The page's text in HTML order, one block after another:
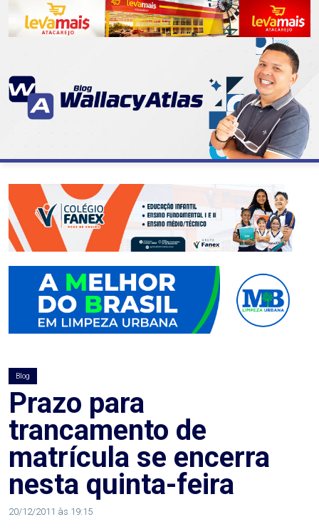
07
DE
ABASTECIMENTO
AÇÃO
SOCIAL
ADMINISTRAÇÃO
AGOSTO
ALEGRIA
ALRN
ANIVERSARIANTE
ARTICULAÇÃO
Blog
Prazo para
trancamento de
matrícula se encerra
nesta quinta-feira
20/12/2011 às 19:15